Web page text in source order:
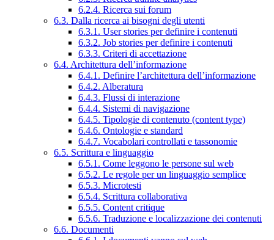
6.2.4. Ricerca sui forum
6.3. Dalla ricerca ai bisogni degli utenti
6.3.1. User stories per definire i contenuti
6.3.2. Job stories per definire i contenuti
6.3.3. Criteri di accettazione
6.4. Architettura dell’informazione
6.4.1. Definire l’architettura dell’informazione
6.4.2. Alberatura
6.4.3. Flussi di interazione
6.4.4. Sistemi di navigazione
6.4.5. Tipologie di contenuto (content type)
6.4.6. Ontologie e standard
6.4.7. Vocabolari controllati e tassonomie
6.5. Scrittura e linguaggio
6.5.1. Come leggono le persone sul web
6.5.2. Le regole per un linguaggio semplice
6.5.3. Microtesti
6.5.4. Scrittura collaborativa
6.5.5. Content critique
6.5.6. Traduzione e localizzazione dei contenuti
6.6. Documenti